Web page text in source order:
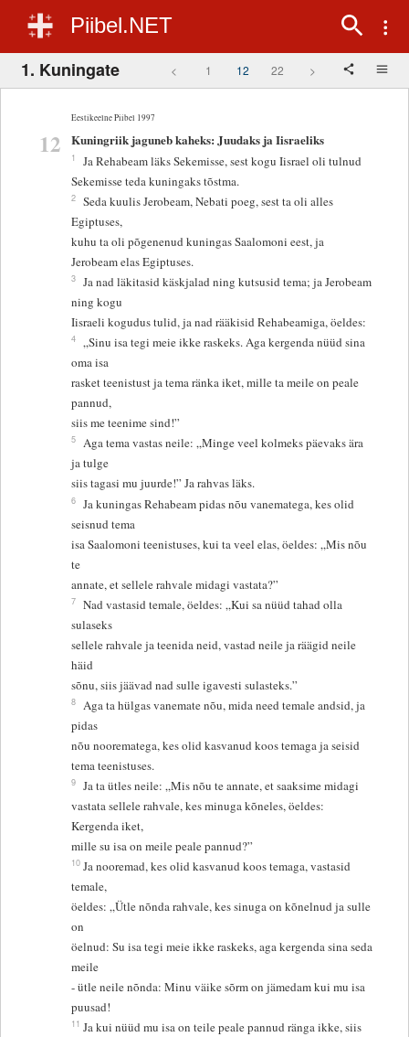
Piibel.NET
1. Kuningate < 1 12 22 >
Eestikeelne Piibel 1997
12 Kuningriik jaguneb kaheks: Juudaks ja Iisraeliks
1
Ja Rehabeam läks Sekemisse, sest kogu Iisrael oli tulnud
Sekemisse teda kuningaks tõstma.
2 Seda kuulis Jerobeam, Nebati poeg, sest ta oli alles
Egiptuses,
kuhu ta oli põgenenud kuningas Saalomoni eest, ja
Jerobeam elas Egiptuses.
3 Ja nad läkitasid käskjalad ning kutsusid tema; ja Jerobeam
ning kogu
Iisraeli kogudus tulid, ja nad rääkisid Rehabeamiga, öeldes:
4 „Sinu isa tegi meie ikke raskeks. Aga kergenda nüüd sina
oma isa
rasket teenistust ja tema ränka iket, mille ta meile on peale
pannud,
siis me teenime sind!”
5 Aga tema vastas neile: „Minge veel kolmeks päevaks ära
ja tulge
siis tagasi mu juurde!” Ja rahvas läks.
6 Ja kuningas Rehabeam pidas nõu vanematega, kes olid
seisnud tema
isa Saalomoni teenistuses, kui ta veel elas, öeldes: „Mis nõu
te
annate, et sellele rahvale midagi vastata?”
7 Nad vastasid temale, öeldes: „Kui sa nüüd tahad olla
sulaseks
sellele rahvale ja teenida neid, vastad neile ja räägid neile
häid
sõnu, siis jäävad nad sulle igavesti sulasteks.”
8 Aga ta hülgas vanemate nõu, mida need temale andsid, ja
pidas
nõu noorematega, kes olid kasvanud koos temaga ja seisid
tema teenistuses.
9 Ja ta ütles neile: „Mis nõu te annate, et saaksime midagi
vastata sellele rahvale, kes minuga kõneles, öeldes:
Kergenda iket,
mille su isa on meile peale pannud?”
10 Ja nooremad, kes olid kasvanud koos temaga, vastasid
temale,
öeldes: „Ütle nõnda rahvale, kes sinuga on kõnelnud ja sulle
on
öelnud: Su isa tegi meie ikke raskeks, aga kergenda sina seda
meile
- ütle neile nõnda: Minu väike sõrm on jämedam kui mu isa
puusad!
11 Ja kui nüüd mu isa on teile peale pannud ränga ikke, siis